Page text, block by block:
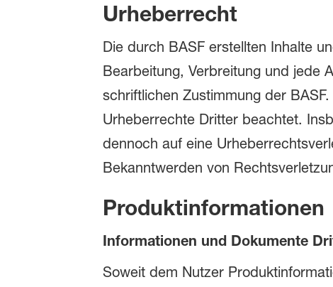
Urheberrecht
Die durch BASF erstellten Inhalte
Bearbeitung, Verbreitung und jede
schriftlichen Zustimmung der
Urheberrechte Dritter beachtet.
dennoch auf eine
Bekanntwerden von
Produktinformationen
Informationen und Dokumente
Soweit dem Nutzer